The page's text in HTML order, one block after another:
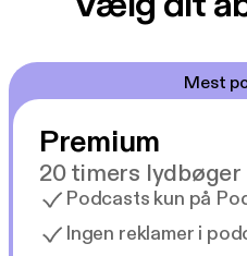
Mest
Premium
20 timers lydbøger
Podcasts kun på
Ingen reklamer i